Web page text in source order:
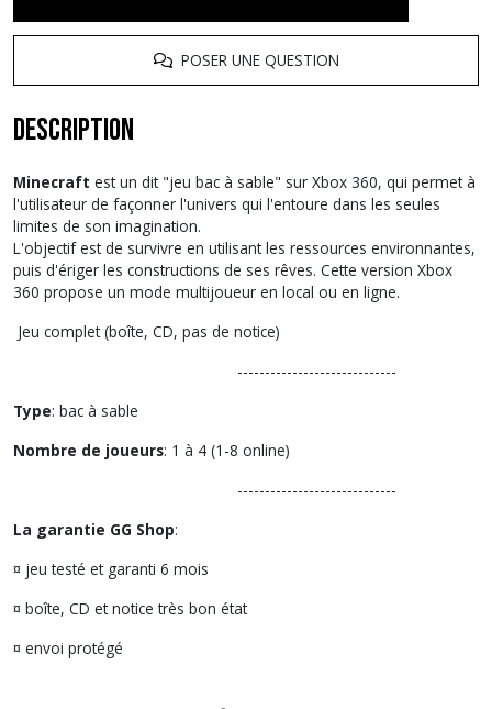
POSER UNE QUESTION
Description
Minecraft est un dit "jeu bac à sable" sur Xbox 360, qui permet à
l'utilisateur de façonner l'univers qui l'entoure dans les seules
limites de son imagination.
L'objectif est de survivre en utilisant les ressources environnantes,
puis d'ériger les constructions de ses rêves. Cette version Xbox
360 propose un mode multijoueur en local ou en ligne.
Jeu complet (boîte, CD, pas de notice)
-----------------------------
Type: bac à sable
Nombre de joueurs: 1 à 4 (1-8 online)
-----------------------------
La garantie GG Shop:
¤ jeu testé et garanti 6 mois
¤ boîte, CD et notice très bon état
¤ envoi protégé